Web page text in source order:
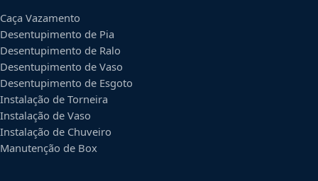
Caça Vazamento
Desentupimento de Pia
Desentupimento de Ralo
Desentupimento de Vaso
Desentupimento de Esgoto
Instalação de Torneira
Instalação de Vaso
Instalação de Chuveiro
Manutenção de Box